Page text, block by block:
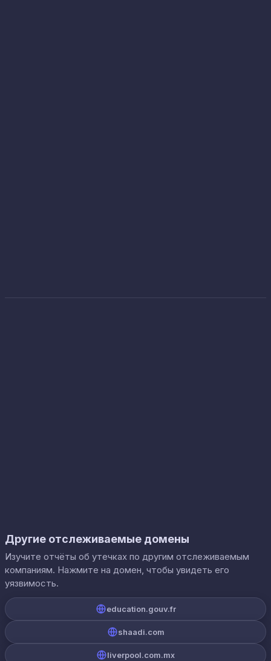
Другие отслеживаемые домены
Изучите отчёты об утечках по другим отслеживаемым
компаниям. Нажмите на домен, чтобы увидеть его
уязвимость.
education.gouv.fr
shaadi.com
liverpool.com.mx